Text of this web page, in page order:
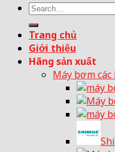
Search
for:
Trang chủ
Giới thiệu
Hãng sản xuất
Máy bơm các